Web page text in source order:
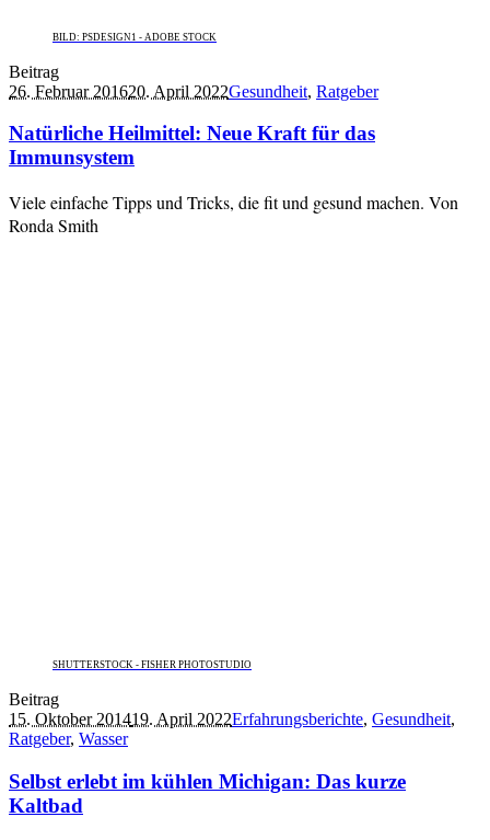
BILD: PSDESIGN1 - ADOBE STOCK
Beitrag
26. Februar 201620. April 2022Gesundheit, Ratgeber
Natürliche Heilmittel: Neue Kraft für das
Immunsystem
Viele einfache Tipps und Tricks, die fit und gesund machen. Von
Ronda Smith
SHUTTERSTOCK - FISHER PHOTOSTUDIO
Beitrag
15. Oktober 201419. April 2022Erfahrungsberichte, Gesundheit,
Ratgeber, Wasser
Selbst erlebt im kühlen Michigan: Das kurze
Kaltbad